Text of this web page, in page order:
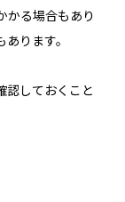
かる場合もあり
ります。
認しておくこと